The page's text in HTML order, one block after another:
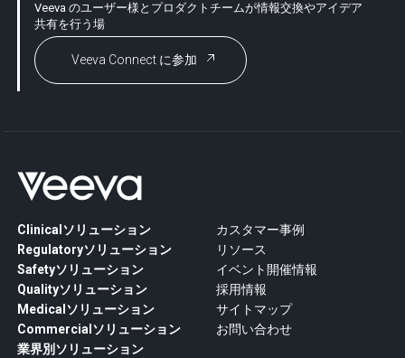
Veeva のユーザー様とプロダクトチームが情報交換やアイデア
共有を行う場
Veeva Connect に参加
Clinicalソリューション
Regulatoryソリューション
Safetyソリューション
Qualityソリューション
Medicalソリューション
Commercialソリューション
業界別ソリューション
カスタマー事例
リソース
イベント開催情報
採用情報
サイトマップ
お問い合わせ